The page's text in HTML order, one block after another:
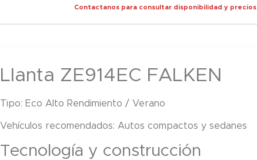
Contactanos para consultar disponibilidad y precios
Llanta ZE914EC FALKEN
Tipo: Eco Alto Rendimiento / Verano
Vehículos recomendados: Autos compactos y sedanes
Tecnología y construcción